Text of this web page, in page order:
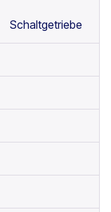
Schaltgetriebe